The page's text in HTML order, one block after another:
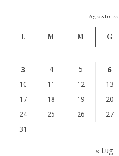
Agosto
L M M G
3 4 5 6
10
11 12 13
17
18 19 20
24
25 26 27
31
« Lug